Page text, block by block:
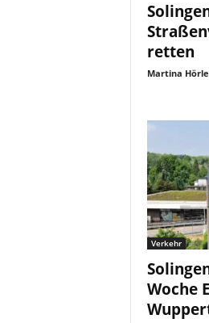
retten
Martina Hörle
Verkehr
Woche